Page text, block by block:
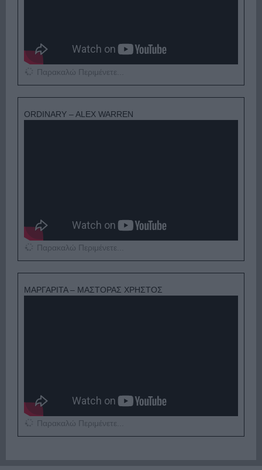
Παρακαλώ Περιμένετε...
ORDINARY – ALEX WARREN
Παρακαλώ Περιμένετε...
ΜΑΡΓΑΡΙΤΑ – ΜΑΣΤΟΡΑΣ ΧΡΗΣΤΟΣ
Παρακαλώ Περιμένετε...